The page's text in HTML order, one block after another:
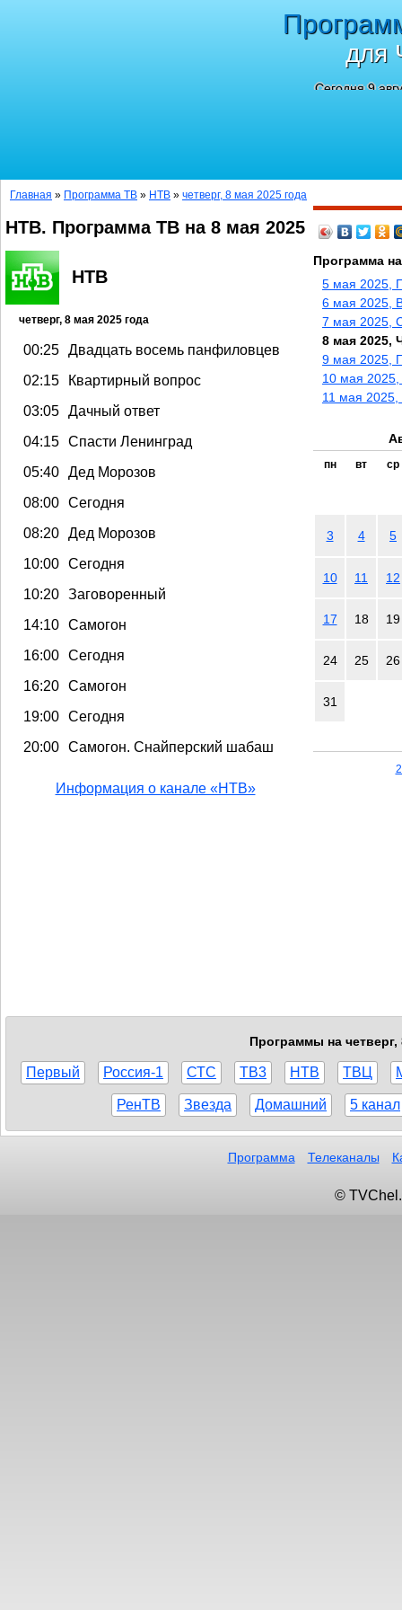
для
Сегодня 9
Главная » Программа ТВ » НТВ » четверг, 8 мая 2025 года
НТВ. Программа ТВ на 8 мая 2025
НТВ
четверг, 8 мая 2025 года
00:25 Двадцать восемь панфиловцев
02:15
Квартирный вопрос
03:05 Дачный ответ
04:15 Спасти Ленинград
05:40 Дед Морозов
08:00 Сегодня
08:20 Дед Морозов
10:00 Сегодня
10:20 Заговоренный
14:10 Самогон
16:00 Сегодня
16:20 Самогон
19:00 Сегодня
20:00 Самогон. Снайперский шабаш
Информация о канале «НТВ»
Программа
5 мая 2025,
6 мая 2025,
7 мая 2025,
8 мая 2025,
9 мая 2025,
10 мая
11 мая
пн вт ср
3 4 5
10 11 12
17 18 19
24 25 26
31
Программы на четверг,
Первый Россия-1 СТС ТВ3 НТВ ТВЦ
РенТВ Звезда Домашний 5 канал
Программа Телеканалы
©